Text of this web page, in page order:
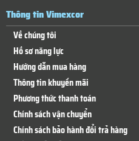
Thông tin Vimexcor
Về chúng tôi
Hồ sơ năng lực
Hướng dẫn mua hàng
Thông tin khuyến mãi
Phương thức thanh toán
Chính sách vận chuyển
Chính sách bảo hành đổi trả hàng